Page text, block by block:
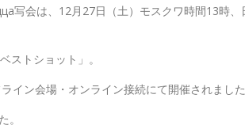
写会は、12月27日（土）モスクワ時間13時
ストショット」。
イン会場・オンライン接続にて開催されました